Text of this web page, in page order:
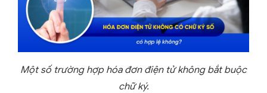
Một số trường hợp hóa đơn điện tử không bắt buộc
chữ ký.